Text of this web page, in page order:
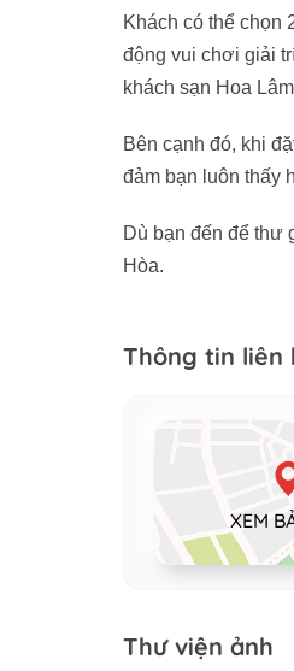
Khách có thể chọn
động vui chơi giải
khách sạn Hoa
Bên cạnh đó, khi
đảm bạn luôn thấy
Dù bạn đến để thư
Hòa.
Thông tin liên
XEM
Thư viện ảnh